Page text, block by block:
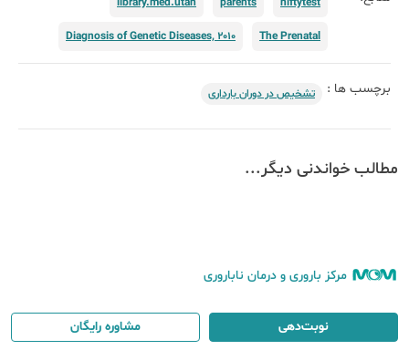
The Prenatal
Diagnosis of Genetic Diseases, 2010
برچسب ها : تشخیص در دوران بارداری
مطالب خواندنی دیگر...
مرکز باروری و درمان ناباروری
نوبت‌دهی مشاوره رایگان